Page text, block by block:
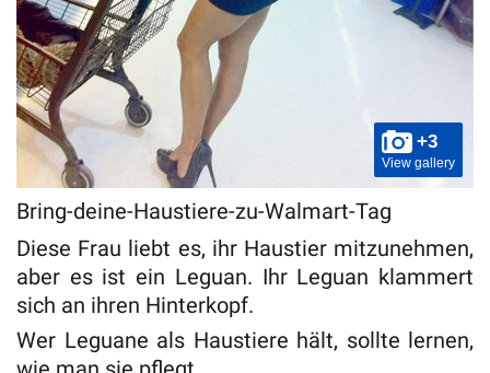
+3
View gallery
Bring-deine-Haustiere-zu-Walmart-Tag
Diese Frau liebt es, ihr Haustier mitzunehmen,
aber es ist ein Leguan. Ihr Leguan klammert
sich an ihren Hinterkopf.
Wer Leguane als Haustiere hält, sollte lernen,